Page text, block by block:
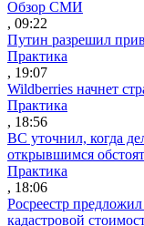
Обзор СМИ
, 09:22
Путин разрешил
Практика
, 19:07
Wildberries начнет
Практика
, 18:56
ВС уточнил, когда
открывшимся
Практика
, 18:06
Росреестр
кадастровой